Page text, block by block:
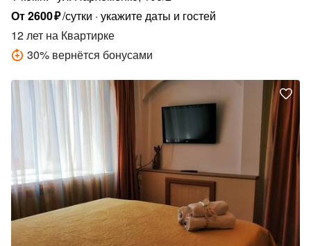
От2600₽/сутки укажите даты и гостей
12 лет на Квартирке
30% вернётся бонусами